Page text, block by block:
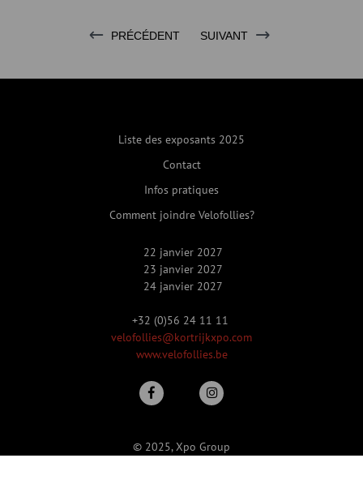
PRÉCÉDENT SUIVANT
Liste des exposants 2025
Contact
Infos pratiques
Comment joindre Velofollies?
22 janvier 2027
23 janvier 2027
24 janvier 2027
+32 (0)56 24 11 11
velofollies@kortrijkxpo.com
www.velofollies.be
© 2025, Xpo Group